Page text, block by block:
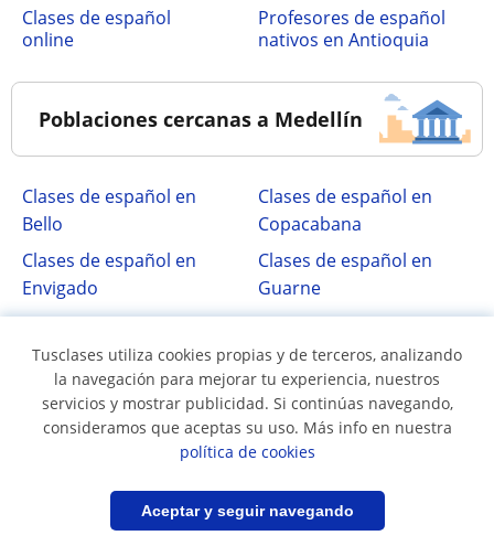
Guardar búsqueda
Clases de español
online
Profesores de español
nativos en Antioquia
Poblaciones cercanas a Medellín
Clases de español en
Bello
Clases de español en
Copacabana
Clases de español en
Envigado
Clases de español en
Guarne
Clases de español en
Itagui
Clases de español en La
Estrella
Clases de español en
Sabaneta
Tusclases utiliza cookies propias y de terceros, analizando
la navegación para mejorar tu experiencia, nuestros
servicios y mostrar publicidad. Si continúas navegando,
consideramos que aceptas su uso. Más info en nuestra
política de cookies
Aceptar y seguir navegando